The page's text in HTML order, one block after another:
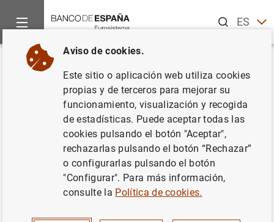
ESEN
Inicio Publicaciones
Volver
Evaluating the dynamics of
fiscal policy in Spain: patterns
of interdependence and
consistency of public
expenditure and revenues
Aviso de cookies.
Este sitio o aplicación web utiliza cookies
propias y de terceros para mejorar su
funcionamiento, visualización y recogida
de estadísticas. Puede aceptar todas las
cookies pulsando el botón "Aceptar",
rechazarlas pulsando el botón “Rechazar”
o configurarlas pulsando el botón
"Configurar". Para más información,
consulte la Política de cookies.